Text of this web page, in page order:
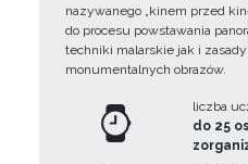
nazywanego „kinem przed
do procesu powstawania
techniki malarskie jak i
monumentalnych obrazów.
liczba
do 25